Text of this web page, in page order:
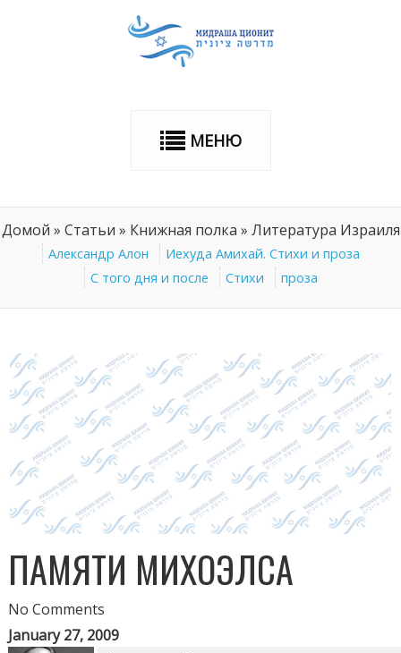
МЕНЮ
Домой » Статьи » Книжная полка » Литература Израиля
Александр Алон
Иехуда Амихай. Стихи и проза
С того дня и после
Стихи проза
ПАМЯТИ МИХОЭЛСА
No Comments
January 27, 2009